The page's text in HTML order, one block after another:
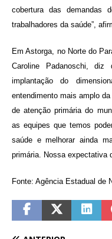
cobertura das demandas
trabalhadores da saúde”,
Em Astorga, no Norte do
Caroline Padanoschi,
implantação do
entendimento mais amplo
de atenção primária do
as equipes que temos
saúde e melhorar ainda
primária. Nossa expectativa
Fonte: Agência Estadual de